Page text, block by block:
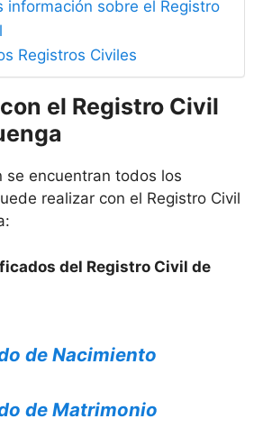
información sobre el Registro
Registros Civiles
el Registro Civil
se encuentran todos los
realizar con el Registro Civil
del Registro Civil de
de Nacimiento
de Matrimonio